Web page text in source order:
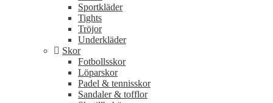
Sportkläder
Tights
Tröjor
Underkläder
Skor
Fotbollsskor
Löparskor
Padel & tennisskor
Sandaler & tofflor